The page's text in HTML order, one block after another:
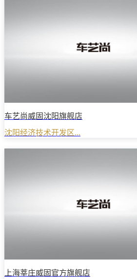
车艺尚威固沈阳旗舰店
沈阳经济技术开发区...
上海莘庄威固官方旗舰店